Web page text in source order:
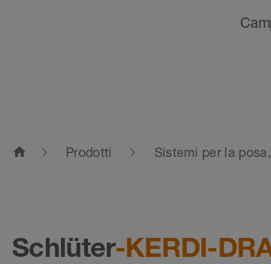
home Prodotti Sistemi per la
Schlüter-KERDI-